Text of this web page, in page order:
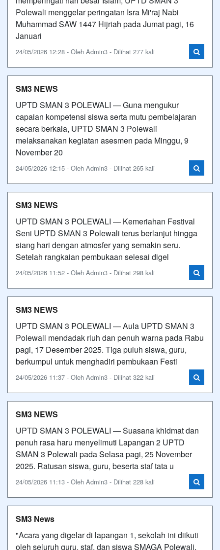
Polewali menggelar peringatan Isra Mi'raj Nabi
Muhammad SAW 1447 Hijriah pada Jumat pagi, 16
Januari
24/05/2026 12:28 - Oleh Admin3 - Dilihat 277 kali
SM3 NEWS
UPTD SMAN 3 POLEWALI — Guna mengukur
capaian kompetensi siswa serta mutu pembelajaran
secara berkala, UPTD SMAN 3 Polewali
melaksanakan kegiatan asesmen pada Minggu, 9
November 20
24/05/2026 12:15 - Oleh Admin3 - Dilihat 265 kali
SM3 NEWS
UPTD SMAN 3 POLEWALI — Kemeriahan Festival
Seni UPTD SMAN 3 Polewali terus berlanjut hingga
siang hari dengan atmosfer yang semakin seru.
Setelah rangkaian pembukaan selesai digel
24/05/2026 11:52 - Oleh Admin3 - Dilihat 298 kali
SM3 NEWS
UPTD SMAN 3 POLEWALI — Aula UPTD SMAN 3
Polewali mendadak riuh dan penuh warna pada Rabu
pagi, 17 Desember 2025. Tiga puluh siswa, guru,
berkumpul untuk menghadiri pembukaan Festi
24/05/2026 11:37 - Oleh Admin3 - Dilihat 322 kali
SM3 NEWS
UPTD SMAN 3 POLEWALI — Suasana khidmat dan
penuh rasa haru menyelimuti Lapangan 2 UPTD
SMAN 3 Polewali pada Selasa pagi, 25 November
2025. Ratusan siswa, guru, beserta staf tata u
24/05/2026 11:13 - Oleh Admin3 - Dilihat 228 kali
SM3 News
"Acara yang digelar di lapangan 1, sekolah ini diikuti
oleh seluruh guru, staf, dan siswa SMAGA Polewali.